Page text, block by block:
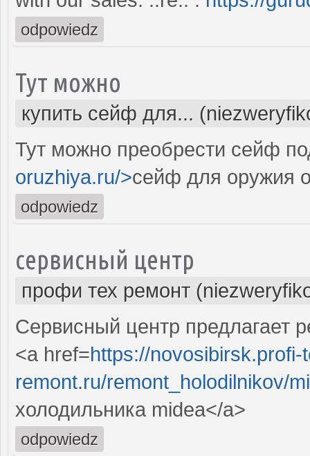
odpowiedz
Тут можно
купить сейф для...
Тут можно преобрести сейф
oruzhiya.ru/>сейф для оружия
odpowiedz
сервисный центр
профи тех ремонт
Сервисный центр предлагает
<a href=https://novosibirsk.profi-
remont.ru/remont_holodilnikov/
холодильника midea</a>
odpowiedz